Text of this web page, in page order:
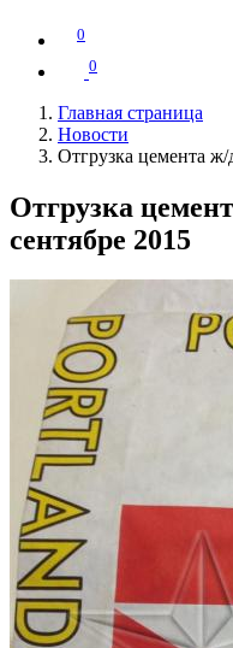
0
0
Главная страница
Новости
Отгрузка цемента ж/
Отгрузка
сентябре 2015